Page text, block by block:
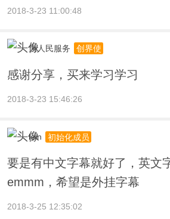
2018-3-23 11:00:48
为人民服务 创界使
感谢分享，买来学习学习
2018-3-23 15:46:26
lein 初始化成员
要是有中文字幕就好了，英文
emmm，希望是外挂字幕
2018-3-25 12:35:02